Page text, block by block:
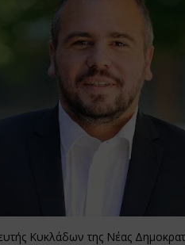
Κυκλάδων της Νέας